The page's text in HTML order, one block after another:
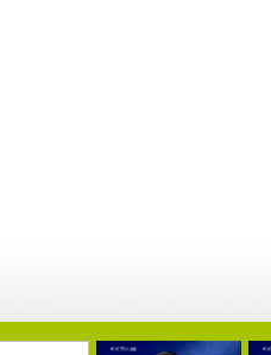
23:37 21:54